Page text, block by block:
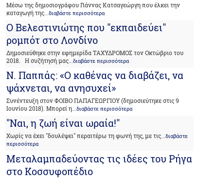
Μέσω της δημοσιογράφου Γιάννας Κατσαγεώργη που έλκει την
καταγωγή της ...διαβάστε περισσότερα
Ο Βελεστινιώτης που "εκπαιδεύει"
ρομπότ στο Λονδίνο
Δημοσιεύθηκε στην εφημερίδα ΤΑΧΥΔΡΟΜΟΣ τον Οκτώβριο του
2018. Η συζήτησή μας...διαβάστε περισσότερα
Ν. Παππάς: «Ο καθένας να διαβάζει, να
ψάχνεται, να ανησυχεί»
Συνέντευξη στον ΦΟΙΒΟ ΠΑΠΑΓΕΩΡΓΙΟΥ (δημοσιεύτηκε στις 9
Ιουνίου 2018). Μπορεί η...διαβάστε περισσότερα
"Ναι, η ζωή είναι ωραία!"
Χωρίς να έχει "δουλέψει" περαιτέρω τη φωνή της, με τις...διαβάστε
περισσότερα
Μεταλαμπαδεύοντας τις ιδέες του Ρήγα
στο Κοσσυφοπέδιο